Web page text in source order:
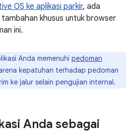
OS ke aplikasi parkir, ada
khusus untuk browser
ini.
Anda memenuhi pedoman
kepatuhan terhadap pedoman
ke jalur selain pengujian internal.
Anda sebagai